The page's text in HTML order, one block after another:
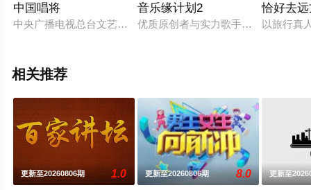
中国唱将
中央广播电视总台文艺节目中心音乐人才选拔类节目《中国唱将
音乐缘计划2
优质原创者与实力歌手双向奔赴，全
恰好去
以旅行真
相关推荐
更新至20260806期 1.0 更新至20260806期 8.0 更新至